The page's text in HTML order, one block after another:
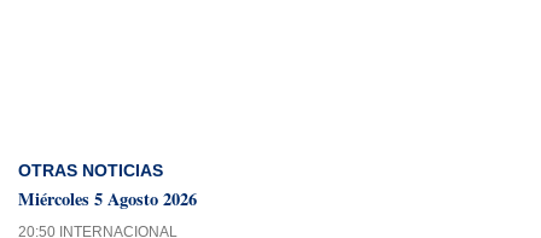
OTRAS NOTICIAS
Miércoles 5 Agosto 2026
20:50 INTERNACIONAL